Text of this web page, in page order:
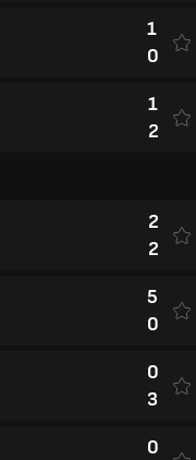
1
0
1
2
2
2
5
0
0
3
0